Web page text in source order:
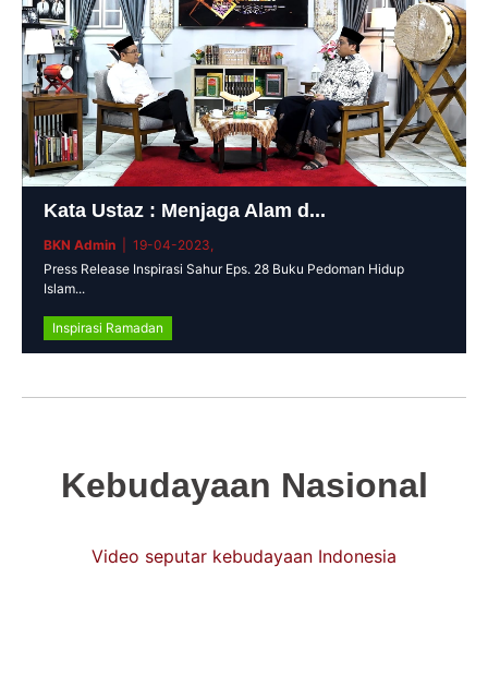
Kata Ustaz : Menjaga Alam d...
BKN Admin | 19-04-2023,
Press Release Inspirasi Sahur Eps. 28 Buku Pedoman Hidup
Islam...
Inspirasi Ramadan
Kebudayaan Nasional
Video seputar kebudayaan Indonesia